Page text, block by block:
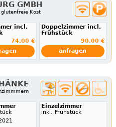
GMBH
Kost
incl.
74.00 €
Doppelzimmer incl.
Frühstück
90.00 €
anfragen
Einzelzimmer
inkl. Frühstück